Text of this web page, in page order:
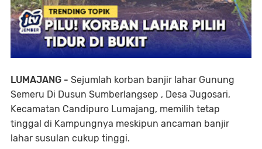
LUMAJANG - Sejumlah korban banjir lahar Gunung
Semeru Di Dusun Sumberlangsep , Desa Jugosari,
Kecamatan Candipuro Lumajang, memilih tetap
tinggal di Kampungnya meskipun ancaman banjir
lahar susulan cukup tinggi.